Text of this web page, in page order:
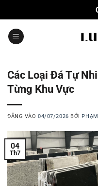
qua
nội
dung
Các Loại Đá Tự
Từng Khu Vực
ĐĂNG VÀO04/07/2026 BỞI
04
Th7